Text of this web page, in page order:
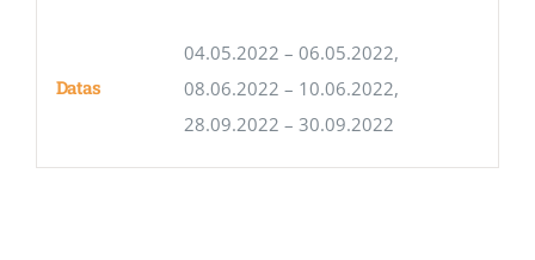
Datas
04.05.2022 – 06.05.2022,
08.06.2022 – 10.06.2022,
28.09.2022 – 30.09.2022